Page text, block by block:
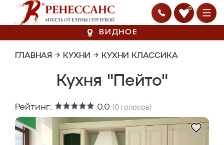
0
ВИДНОЕ
ГЛАВНАЯ → КУХНИ → КУХНИ КЛАССИКА
Кухня "Пейто"
Рейтинг: 0.0 (0 голосов)